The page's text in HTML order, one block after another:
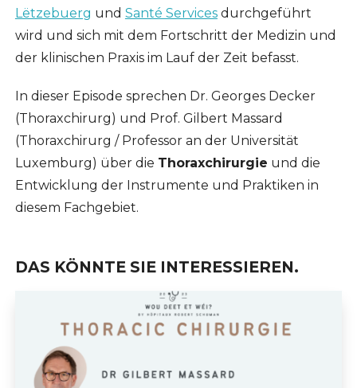
Lëtzebuerg und Santé Servicesdurchgeführt
wird und sich mit dem Fortschritt der Medizin und
der klinischen Praxis im Lauf der Zeit befasst.
In dieser Episode sprechen Dr. Georges Decker
(Thoraxchirurg) und Prof. Gilbert Massard
(Thoraxchirurg / Professor an der Universität
Luxemburg) über die Thoraxchirurgie und die
Entwicklung der Instrumente und Praktiken in
diesem Fachgebiet.
DAS KÖNNTE SIE INTERESSIEREN.